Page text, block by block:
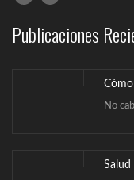
Publicaciones
No
Salud